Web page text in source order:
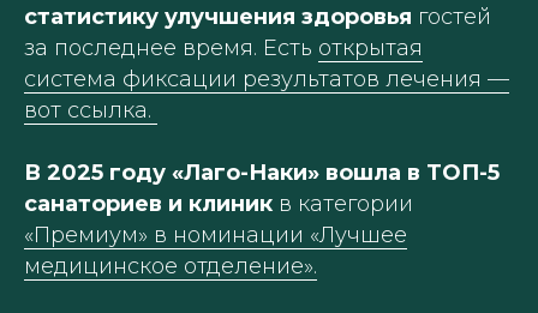
статистику улучшения здоровья гостей
за последнее время. Есть открытая
система фиксации результатов лечения —
вот ссылка.
В 2025 году «Лаго-Наки» вошла в ТОП-5
санаториев и клиник в категории
«Премиум» в номинации «Лучшее
медицинское отделение».